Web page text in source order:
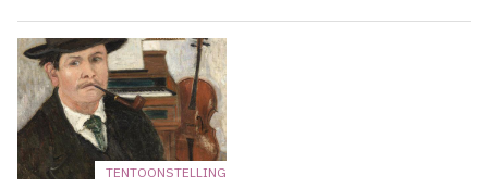
TENTOONSTELLING